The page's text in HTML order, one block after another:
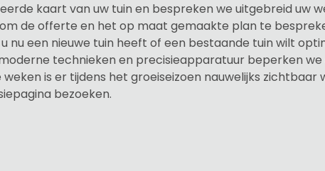
kaart van uw tuin en bespreken we uitgebreid uw
de offerte en het op maat gemaakte plan te
nu een nieuwe tuin heeft of een bestaande tuin wilt
technieken en precisieapparatuur beperken we
is er tijdens het groeiseizoen nauwelijks zichtbaar
bezoeken.